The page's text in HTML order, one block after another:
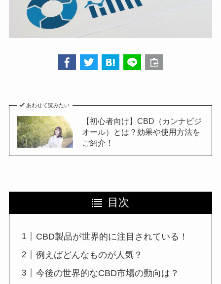
あわせて読みたい
【初心者向け】CBD（カンナビジ
オール）とは？効果や使用方法を
ご紹介！
目次
CBD製品が世界的に注目されている！
例えばどんなものが人気？
今後の世界的なCBD市場の動向は？